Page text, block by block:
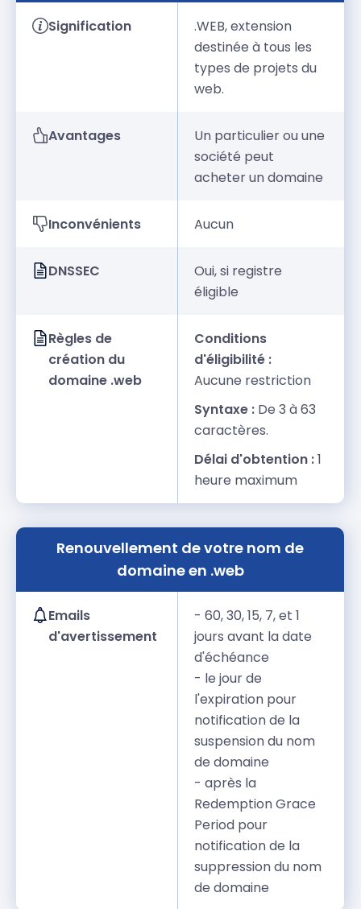
Signification
.WEB, extension
destinée à tous les
types de projets du
web.
Avantages
Un particulier ou une
société peut
acheter un domaine
Inconvénients Aucun
DNSSEC
Oui, si registre
éligible
Règles de
création du
domaine .web
Conditions
d'éligibilité :
Aucune restriction
Syntaxe : De 3 à 63
caractères.
Délai d'obtention :1
heure maximum
Renouvellement de votre nom de
domaine en .web
Emails
d'avertissement
- 60, 30, 15, 7, et 1
jours avant la date
d'échéance
- le jour de
l'expiration pour
notification de la
suspension du nom
de domaine
- après la
Redemption Grace
Period pour
notification de la
suppression du nom
de domaine